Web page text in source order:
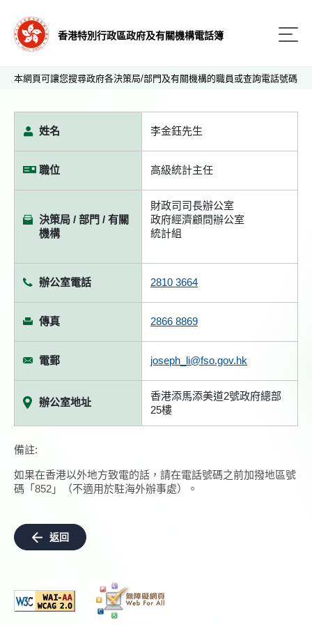
香港特別行政區政府及有關機構電話簿
本網頁可讓您搜尋政府各決策局/部門及有關機構的職員或查詢電話號碼
姓名 李金鈺先生
職位 高級統計主任
決策局 / 部門 / 有關
機構
財政司司長辦公室
政府經濟顧問辦公室
統計組
辦公室電話 2810 3664
傳真 2866 8869
電郵 joseph_li@fso.gov.hk
辦公室地址
香港添馬添美道2號政府總部
25樓
備註:
如果在香港以外地方致電的話，請在電話號碼之前加撥地區號
碼「852」（不適用於駐海外辦事處）。
返回